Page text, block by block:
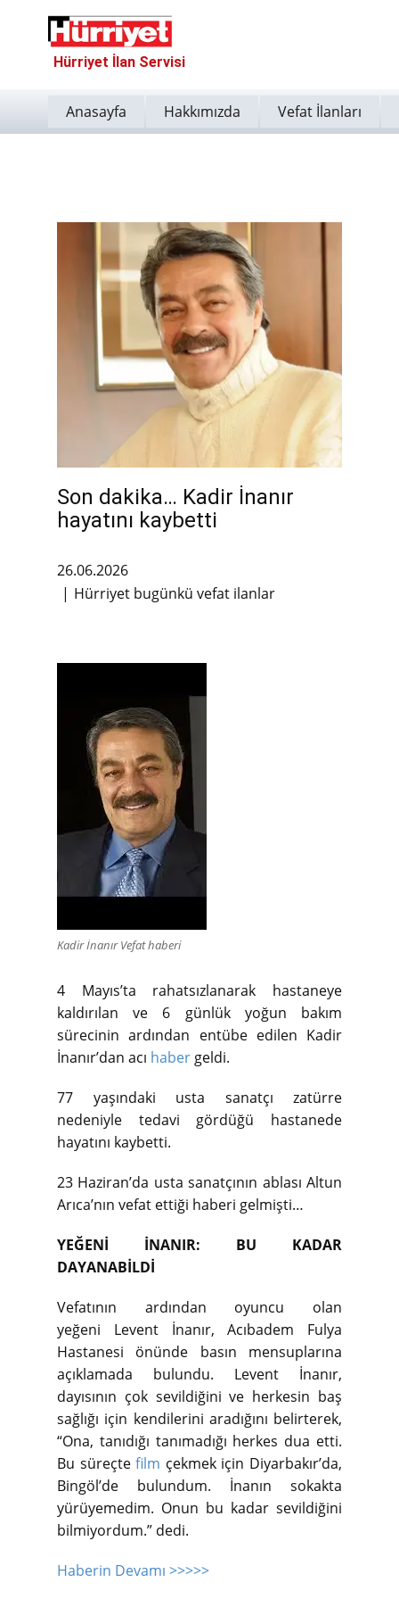
Hürriyet İlan Servisi
Anasayfa Hakkımızda Vefat İlanları
Son dakika… Kadir İnanır
hayatını kaybetti
26.06.2026
Hürriyet bugünkü vefat ilanlar
Kadir İnanır Vefat haberi
4 Mayıs’ta rahatsızlanarak hastaneye
kaldırılan ve 6 günlük yoğun bakım
sürecinin ardından entübe edilen Kadir
İnanır’dan acı haber geldi.
77 yaşındaki usta sanatçı zatürre
nedeniyle tedavi gördüğü hastanede
hayatını kaybetti.
23 Haziran’da usta sanatçının ablası Altun
Arıca’nın vefat ettiği haberi gelmişti…
YEĞENİ İNANIR: BU KADAR
DAYANABİLDİ
Vefatının ardından oyuncu olan
yeğeni Levent İnanır, Acıbadem Fulya
Hastanesi önünde basın mensuplarına
açıklamada bulundu. Levent İnanır,
dayısının çok sevildiğini ve herkesin baş
sağlığı için kendilerini aradığını belirterek,
“Ona, tanıdığı tanımadığı herkes dua etti.
Bu süreçtefilm çekmek için Diyarbakır’da,
Bingöl’de bulundum. İnanın sokakta
yürüyemedim. Onun bu kadar sevildiğini
bilmiyordum.” dedi.
Haberin Devamı >>>>>